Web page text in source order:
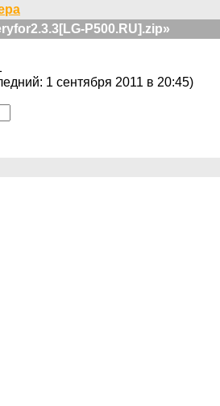
P500.RU].zip»
1 сентября 2011 в 20:45)